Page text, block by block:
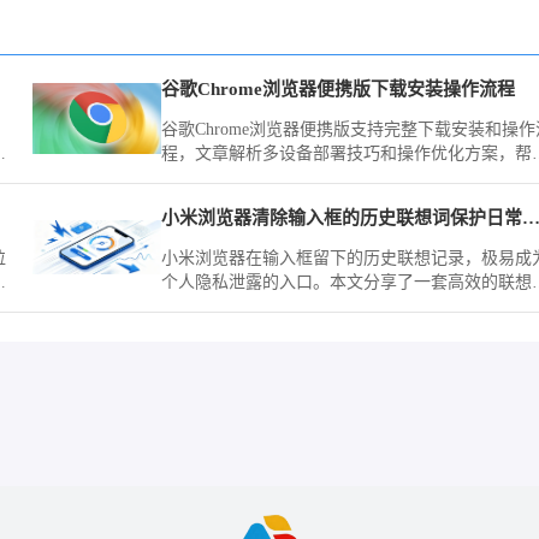
谷歌Chrome浏览器便携版下载安装操作流程
谷歌Chrome浏览器便携版支持完整下载安装和操作
程，文章解析多设备部署技巧和操作优化方案，帮助
小米浏览器清除输入框的历史联想词保护日常输入框隐私
小米浏览器在输入框留下的历史联想记录，极易成
个人隐私泄露的入口。本文分享了一套高效的联想词